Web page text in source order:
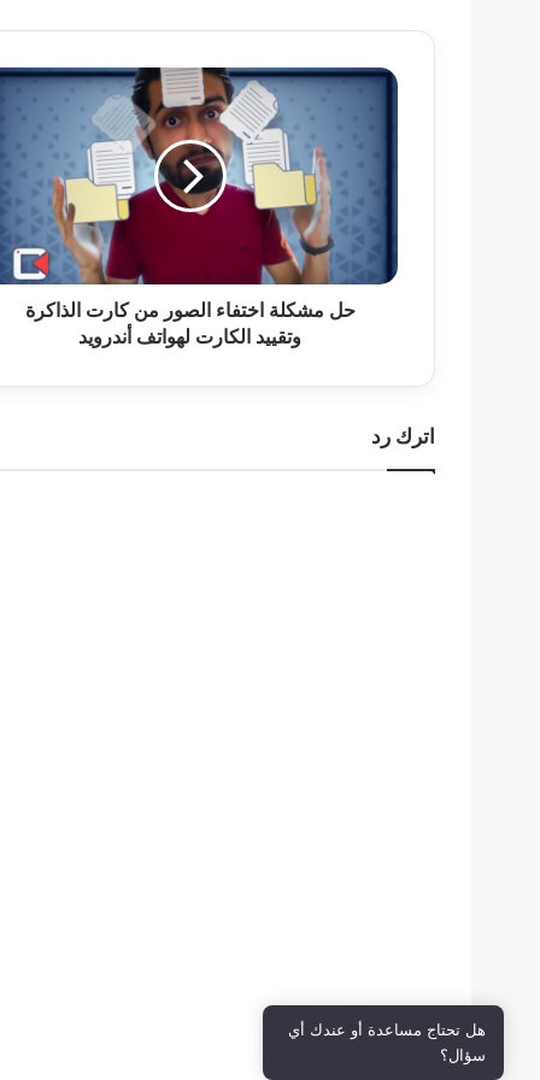
حل
الكارت
لهواتفحل مشكلة اختفاء الصور من كارت الذاكرة
وتقييد الكارت لهواتف أندرويد
اترك رد
هل تحتاج مساعدة أو عندك أي
سؤال؟